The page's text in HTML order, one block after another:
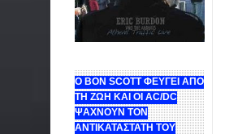
Ο BON SCOTT ΦΕΥΓΕΙ ΑΠΟ
ΤΗ ΖΩΗ ΚΑΙ ΟΙ AC/DC
ΨΑΧΝΟΥΝ ΤΟΝ
ΑΝΤΙΚΑΤΑΣΤΑΤΗ ΤΟΥ